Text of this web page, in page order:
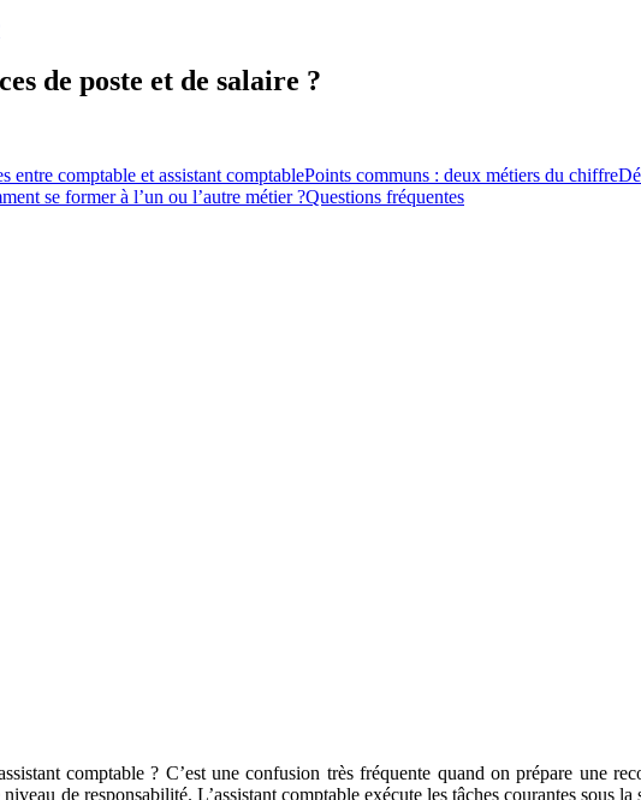
de poste et de salaire ?
entre comptable et assistant comptablePoints communs : deux métiers du chiffre
se former à l’un ou l’autre métier ?Questions fréquentes
comptable ? C’est une confusion très fréquente quand on prépare une
de responsabilité. L’assistant comptable exécute les tâches courantes sous